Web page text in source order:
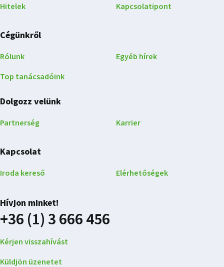
Hitelek
Kapcsolatipont
Cégünkről
Rólunk
Top tanácsadóink
Egyéb hírek
Dolgozz velünk
Partnerség Karrier
Kapcsolat
Iroda kereső Elérhetőségek
Hívjon minket!
+36 (1) 3 666 456
Kérjen visszahívást
Küldjön üzenetet